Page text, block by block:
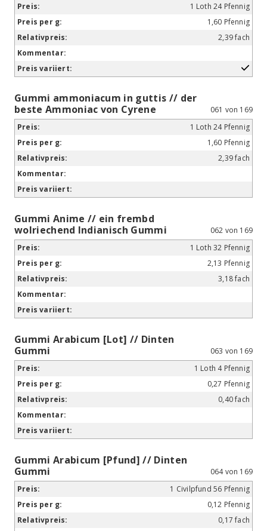
1 Loth 24 Pfennig
1,60 Pfennig
2,39 fach
Gummi ammoniacum in guttis // der
beste Ammoniac von Cyrene
061 von 169
1 Loth 24 Pfennig
1,60 Pfennig
2,39 fach
Gummi Anime // ein frembd
wolriechend Indianisch Gummi
062 von 169
1 Loth 32 Pfennig
2,13 Pfennig
3,18 fach
Gummi Arabicum [Lot] // Dinten
Gummi
063 von 169
1 Loth 4 Pfennig
0,27 Pfennig
0,40 fach
Gummi Arabicum [Pfund] // Dinten
Gummi
064 von 169
1 Civilpfund 56 Pfennig
0,12 Pfennig
0,17 fach